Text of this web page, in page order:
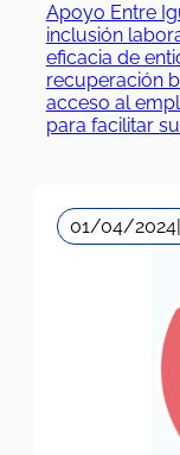
Apoyo Entre
inclusión
eficacia de
recuperación
acceso al
para facilitar
01/04/2024